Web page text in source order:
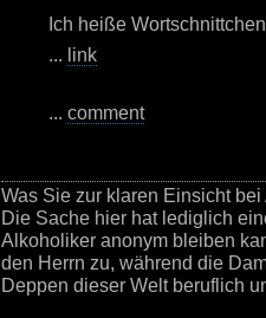
Ich heiße
... link
... comment
Was Sie zur klaren Einsicht
Die Sache hier hat lediglich
Alkoholiker anonym bleiben
den Herrn zu, während die
Deppen dieser Welt beruflich